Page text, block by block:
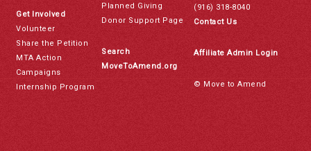
Get Involved
Volunteer
Share the Petition
MTA Action
Campaigns
Internship Program
Planned Giving
Donor Support Page
Search
MoveToAmend.org
(916) 318-8040
Contact Us
Affiliate Admin Login
© Move to Amend